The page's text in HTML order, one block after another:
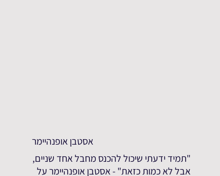
אסטבן אופנהיימר
"תמיד ידעתי שיכול להכנס מחבל אחד שניים,
אבל לא כמות כזאת" - אסטבן אופנהיימר על